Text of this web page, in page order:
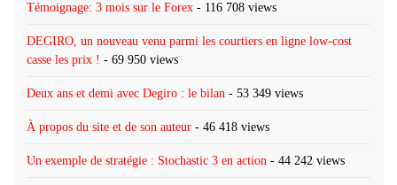
Témoignage: 3 mois sur le Forex - 116 708 views
DEGIRO, un nouveau venu parmi les courtiers en ligne low-cost
casse les prix ! - 69 950 views
Deux ans et demi avec Degiro : le bilan - 53 349 views
À propos du site et de son auteur - 46 418 views
Un exemple de stratégie : Stochastic 3 en action - 44 242 views